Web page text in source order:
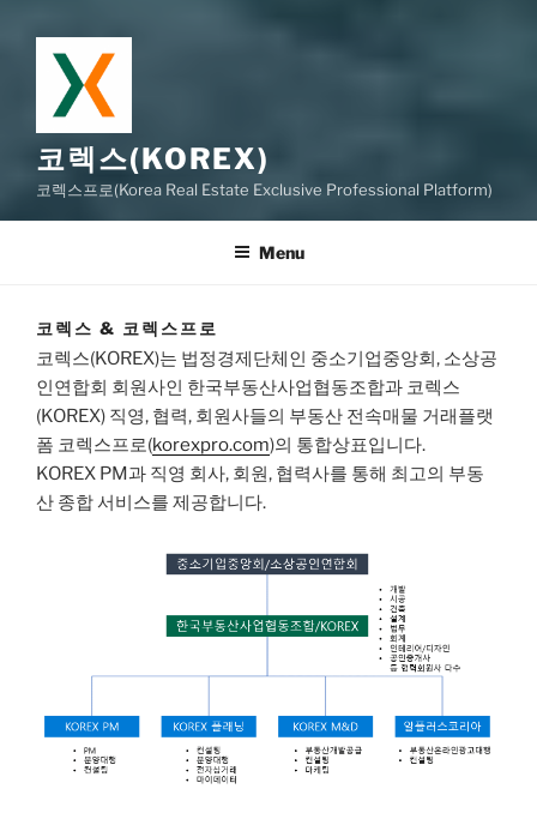
코렉스(KOREX)
코렉스프로(Korea Real Estate Exclusive Professional Platform)
Menu
코렉스 & 코렉스프로
코렉스(KOREX)는 법정경제단체인 중소기업중앙회, 소상공
인연합회 회원사인 한국부동산사업협동조합과 코렉스
(KOREX) 직영, 협력, 회원사들의 부동산 전속매물 거래플랫
폼 코렉스프로(korexpro.com)의 통합상표입니다.
KOREX PM과 직영 회사, 회원, 협력사를 통해 최고의 부동
산 종합 서비스를 제공합니다.